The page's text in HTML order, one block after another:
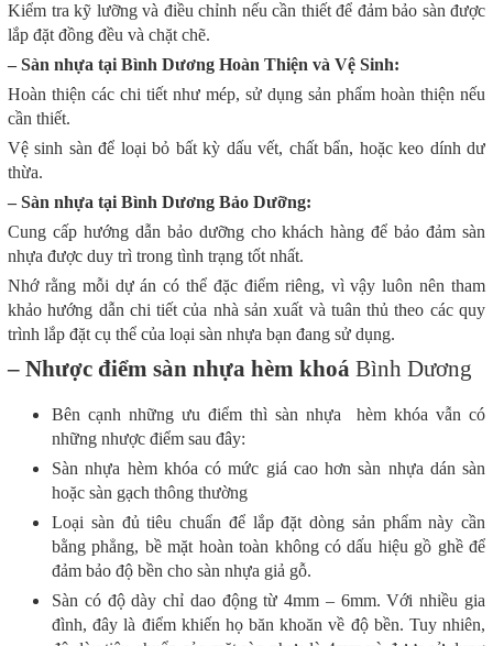
Kiểm tra kỹ lưỡng và điều chỉnh nếu cần thiết để đảm bảo sàn được
lắp đặt đồng đều và chặt chẽ.
– Sàn nhựa tại Bình Dương Hoàn Thiện và Vệ Sinh:
Hoàn thiện các chi tiết như mép, sử dụng sản phẩm hoàn thiện nếu
cần thiết.
Vệ sinh sàn để loại bỏ bất kỳ dấu vết, chất bẩn, hoặc keo dính dư
thừa.
– Sàn nhựa tại Bình Dương Bảo Dưỡng:
Cung cấp hướng dẫn bảo dưỡng cho khách hàng để bảo đảm sàn
nhựa được duy trì trong tình trạng tốt nhất.
Nhớ rằng mỗi dự án có thể đặc điểm riêng, vì vậy luôn nên tham
khảo hướng dẫn chi tiết của nhà sản xuất và tuân thủ theo các quy
trình lắp đặt cụ thể của loại sàn nhựa bạn đang sử dụng.
– Nhược điểm sàn nhựa hèm khoá Bình Dương
Bên cạnh những ưu điểm thì sàn nhựa hèm khóa vẫn có
những nhược điểm sau đây:
Sàn nhựa hèm khóa có mức giá cao hơn sàn nhựa dán sàn
hoặc sàn gạch thông thường
Loại sàn đủ tiêu chuẩn để lắp đặt dòng sản phẩm này cần
bằng phẳng, bề mặt hoàn toàn không có dấu hiệu gồ ghề để
đảm bảo độ bền cho sàn nhựa giả gỗ.
Sàn có độ dày chỉ dao động từ 4mm – 6mm. Với nhiều gia
đình, đây là điểm khiến họ băn khoăn về độ bền. Tuy nhiên,